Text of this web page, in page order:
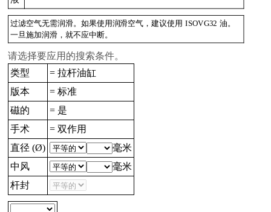
过滤空气无需润滑。如果使用润滑空气，建议使用 ISOVG32 油。
一旦施加润滑，就不应中断。
请选择要应用的搜索条件。
类型
= 拉杆油缸
版本
= 标准
磁的
= 是
手术
= 双作用
直径 (Ø)
毫米
中风
毫米
杆封